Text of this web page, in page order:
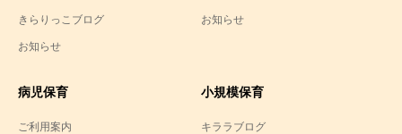
きらりっこブログ
お知らせ
お知らせ
病児保育
ご利用案内
小規模保育
キララブログ